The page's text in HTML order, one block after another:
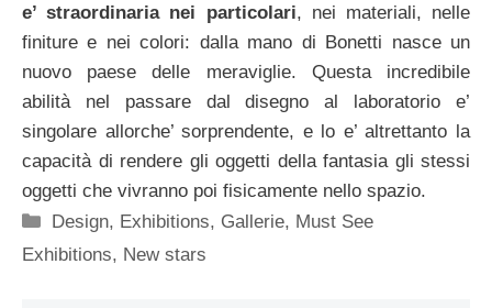
e’ straordinaria nei particolari, nei materiali, nelle
finiture e nei colori: dalla mano di Bonetti nasce un
nuovo paese delle meraviglie. Questa incredibile
abilità nel passare dal disegno al laboratorio e’
singolare allorche’ sorprendente, e lo e’ altrettanto la
capacità di rendere gli oggetti della fantasia gli stessi
oggetti che vivranno poi fisicamente nello spazio.
Categorie
Design, Exhibitions, Gallerie, Must See
Exhibitions, New stars